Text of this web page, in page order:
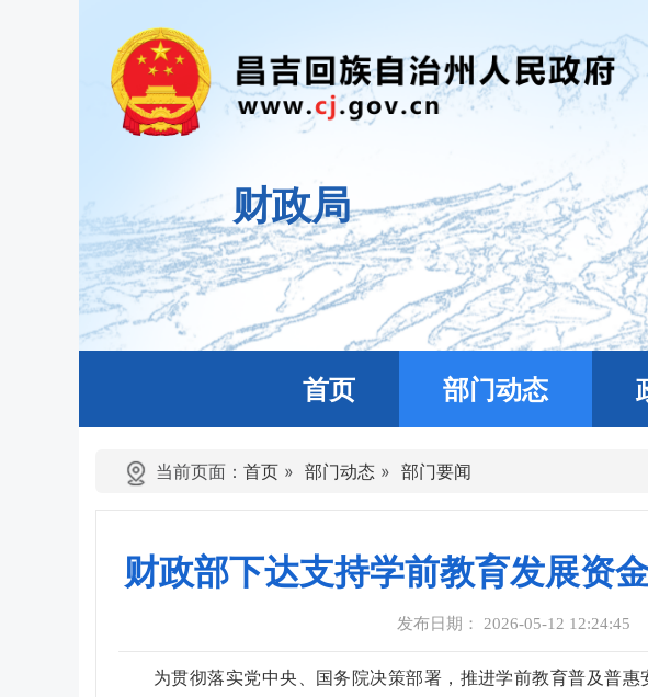
财政局
首页 部门动态
当前页面： 首页 » 部门动态 » 部门要闻
财政部下达支持学前教育发展资
发布日期： 2026-05-12 12:24:45
为贯彻落实党中央、国务院决策部署，推进学前教育普及普